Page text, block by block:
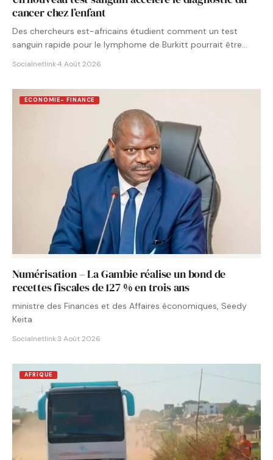
cancer chez l’enfant
Des chercheurs est-africains étudient comment un test
sanguin rapide pour le lymphome de Burkitt pourrait être
Socialnetlink·4 Août 2026
ECONOMIE- FINANCE
Numérisation – La Gambie réalise un bond de
recettes fiscales de 127 % en trois ans
ministre des Finances et des Affaires économiques, Seedy
Keita
Socialnetlink·3 Août 2026
AFRIQUE